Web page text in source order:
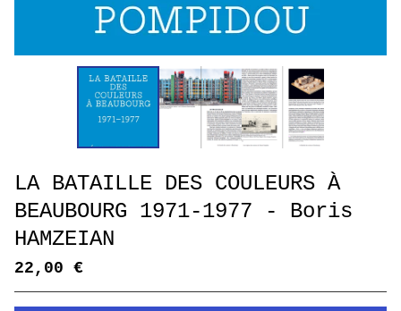
LA BATAILLE DES COULEURS À
BEAUBOURG 1971-1977 - Boris
HAMZEIAN
22,00 €